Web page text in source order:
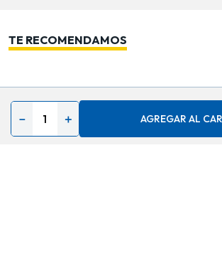
＋
－ AGREGAR AL
TE RECOMENDAMOS